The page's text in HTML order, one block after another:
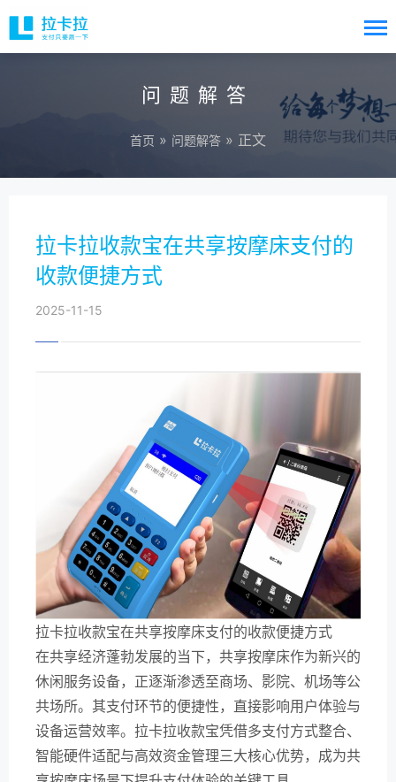
问题解答
首页 » 问题解答 » 正文
拉卡拉收款宝在共享按摩床支付的
收款便捷方式
2025-11-15
拉卡拉收款宝在共享按摩床支付的收款便捷方式
在共享经济蓬勃发展的当下，共享按摩床作为新兴的
休闲服务设备，正逐渐渗透至商场、影院、机场等公
共场所。其支付环节的便捷性，直接影响用户体验与
设备运营效率。拉卡拉收款宝凭借多支付方式整合、
智能硬件适配与高效资金管理三大核心优势，成为共